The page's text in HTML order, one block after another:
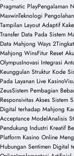
Pragmatic PlayPengalaman
MaxwinTeknologi
Tampilan Layout Adaptif
Transfer Data Pada Sistem
Data Mahjong Ways 2
Mahjong WinsFitur Reset
OlympusInovasi Integrasi
Keunggulan Struktur Kode
Pada Layanan Live Kasino
ZeusSistem Pembagian
Responsivitas Akses Sistem
Digital terhadap Mahjong
Acceptance ModelAnalisis
Pendukung Industri Kreatif
Platform Kasino Online
Hubungan Sentimen Digital